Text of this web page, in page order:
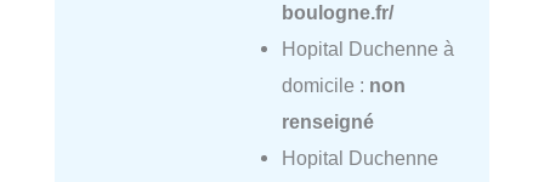
boulogne.fr/
Hopital Duchenne à
domicile : non
renseigné
Hopital Duchenne